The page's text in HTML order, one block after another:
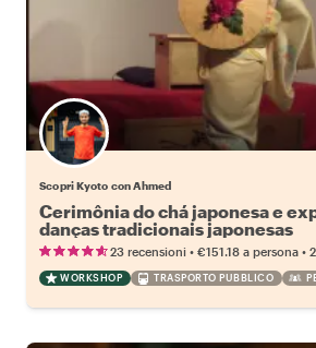
Scopri Kyoto con Ahmed
Cerimônia do chá japonesa e
danças tradicionais japonesas
23 recensioni • €151.18 a persona •
WORKSHOP TRASPORTO PUBBLICO